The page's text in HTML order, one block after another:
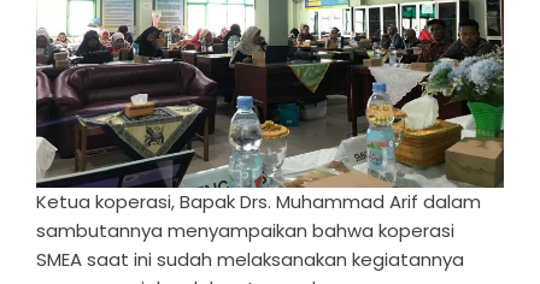
Ketua koperasi, Bapak Drs. Muhammad Arif dalam
sambutannya menyampaikan bahwa koperasi
SMEA saat ini sudah melaksanakan kegiatannya